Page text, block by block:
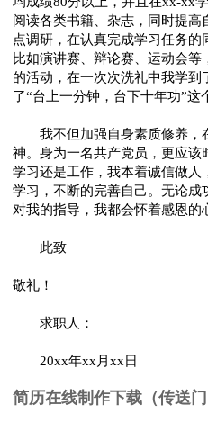
阅读各类书籍、杂志，同时提
点调研，在认真完成学习任务
比如演讲赛、辩论赛、运动会
的活动，在一次次洗礼中我学
了“台上一分钟，台下十年功”这
我不但加强自身素质修养，在
神。身为一名共产党员，更应该
学习还是工作，我本着诚信做
学习，不断的完善自己。无论
对我的指导，我都会怀着感恩
此致
敬礼！
求职人：
20xx年xx月xx日
简历在线制作下载（传送